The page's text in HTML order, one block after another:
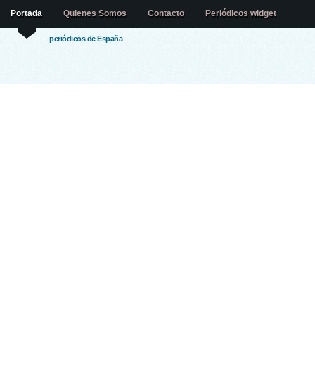
periódicos de España
Portada Quienes Somos Contacto Periódicos widget